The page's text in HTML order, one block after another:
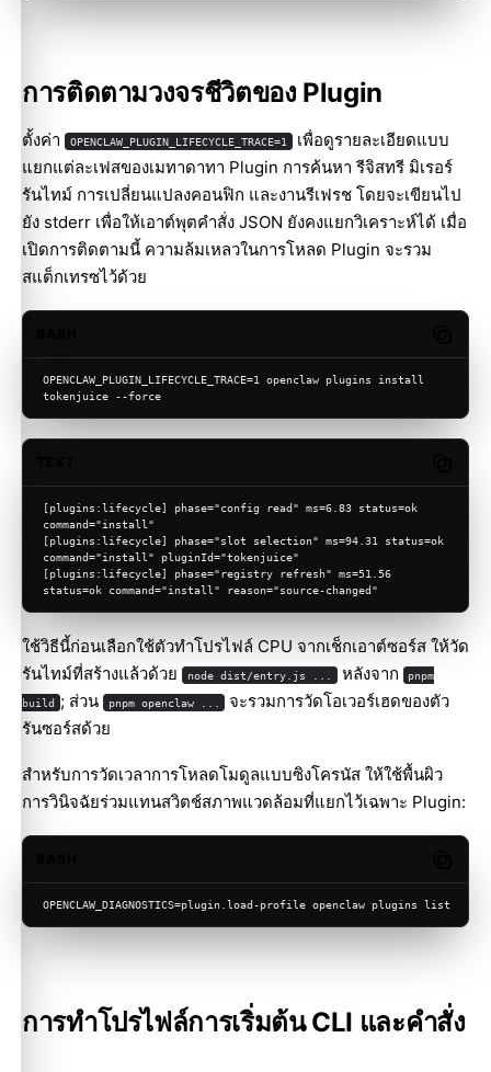
การติดตามวงจรชีวิตของ Plugin
ตั้งค่า OPENCLAW_PLUGIN_LIFECYCLE_TRACE=1 เพื่อดูรายละเอียดแบบ
แยกแต่ละเฟสของเมทาดาทา Plugin การค้นหา รีจิสทรี มิเรอร์
รันไทม์ การเปลี่ยนแปลงคอนฟิก และงานรีเฟรช โดยจะเขียนไป
ยัง stderr เพื่อให้เอาต์พุตคำสั่ง JSON ยังคงแยกวิเคราะห์ได้ เมื่อ
เปิดการติดตามนี้ ความล้มเหลวในการโหลด Plugin จะรวม
สแต็กเทรซไว้ด้วย
OPENCLAW_PLUGIN_LIFECYCLE_TRACE=1 openclaw plugins install
tokenjuice --force
[plugins:lifecycle] phase="config read" ms=6.83 status=ok
command="install"
[plugins:lifecycle] phase="slot selection" ms=94.31 status=ok
command="install" pluginId="tokenjuice"
[plugins:lifecycle] phase="registry refresh" ms=51.56
status=ok command="install" reason="source-changed"
ใช้วิธีนี้ก่อนเลือกใช้ตัวทำโปรไฟล์ CPU จากเช็กเอาต์ซอร์ส ให้วัด
รันไทม์ที่สร้างแล้วด้วย
node dist/entry.js ... หลังจาก pnpm
build ; ส่วน pnpm openclaw ...
จะรวมการวัดโอเวอร์เฮดของตัว
รันซอร์สด้วย
สำหรับการวัดเวลาการโหลดโมดูลแบบซิงโครนัส ให้ใช้พื้นผิว
การวินิจฉัยร่วมแทนสวิตช์สภาพแวดล้อมที่แยกไว้เฉพาะ Plugin:
OPENCLAW_DIAGNOSTICS=plugin.load-profile openclaw plugins list
การทำโปรไฟล์การเริ่มต้น CLI และคำสั่ง